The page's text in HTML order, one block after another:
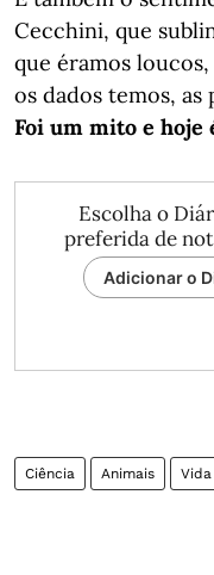
Cecchini, que
que éramos
os dados temos, as
Foi um mito e hoje
Escolha o
preferida de
Adicionar o
Ciência Animais